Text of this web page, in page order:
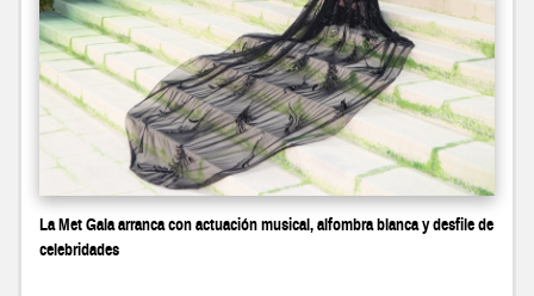
La Met Gala arranca con actuación musical, alfombra blanca y desfile de
celebridades